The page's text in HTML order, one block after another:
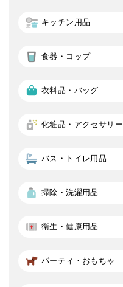
キッチン用品
食器・コップ
衣料品・バッグ
化粧品・アクセサリー
バス・トイレ用品
掃除・洗濯用品
衛生・健康用品
パーティ・おもちゃ